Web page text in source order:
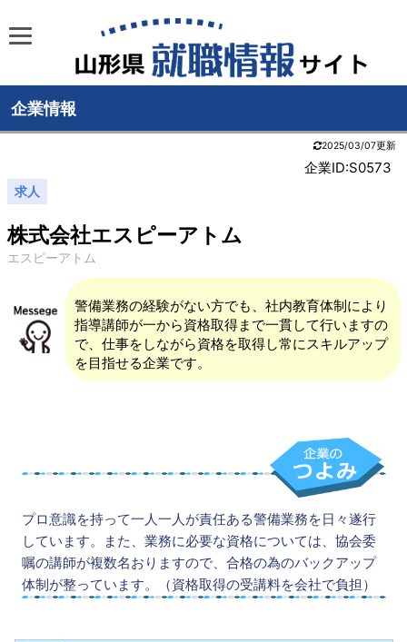
企業情報
2025/03/07更新
企業ID:S0573
求人
株式会社エスピーアトム
エスピーアトム
警備業務の経験がない方でも、社内教育体制により
指導講師が一から資格取得まで一貫して行いますの
で、仕事をしながら資格を取得し常にスキルアップ
を目指せる企業です。
プロ意識を持って一人一人が責任ある警備業務を日々遂行
しています。また、業務に必要な資格については、協会委
嘱の講師が複数名おりますので、合格の為のバックアップ
体制が整っています。（資格取得の受講料を会社で負担）